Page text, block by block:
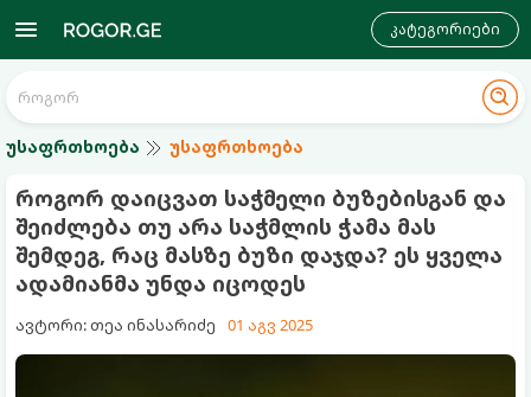
კატეგორიები
უსაფრთხოება უსაფრთხოება
როგორ დაიცვათ საჭმელი ბუზებისგან და
შეიძლება თუ არა საჭმლის ჭამა მას
შემდეგ, რაც მასზე ბუზი დაჯდა? ეს ყველა
ადამიანმა უნდა იცოდეს
ავტორი: თეა ინასარიძე 01 აგვ 2025